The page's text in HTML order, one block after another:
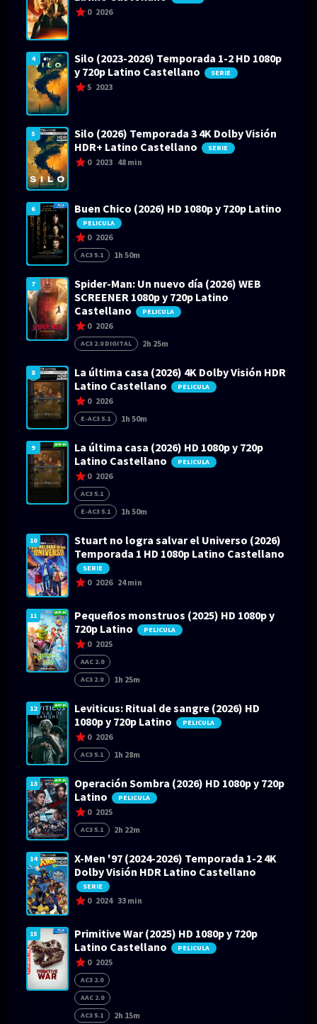
0 2026
4
Silo (2023-2026) Temporada 1-2 HD 1080p
y 720p Latino Castellano
SERIE
5 2023
5
Silo (2026) Temporada 3 4K Dolby Visión
HDR+ Latino Castellano
SERIE
0 2023 48 min
6 Buen Chico (2026) HD 1080p y 720p Latino
PELICULA
0 2026
AC3 5.1 1h 50m
7
Spider-Man: Un nuevo día (2026) WEB
SCREENER 1080p y 720p Latino
Castellano
PELICULA
0 2026
AC3 2.0 DIGITAL 2h 25m
8
La última casa (2026) 4K Dolby Visión HDR
Latino Castellano
PELICULA
0 2026
E-AC3 5.1 1h 50m
9
La última casa (2026) HD 1080p y 720p
Latino Castellano
PELICULA
0 2026
AC3 5.1
E-AC3 5.1
1h 50m
10
Stuart no logra salvar el Universo (2026)
Temporada 1 HD 1080p Latino Castellano
SERIE
0 2026 24 min
11
Pequeños monstruos (2025) HD 1080p y
720p Latino
PELICULA
0 2025
AAC 2.0
AC3 2.0
1h 25m
12
Leviticus: Ritual de sangre (2026) HD
1080p y 720p Latino
PELICULA
0 2026
AC3 5.1 1h 28m
13
Operación Sombra (2026) HD 1080p y 720p
Latino
PELICULA
0 2025
AC3 5.1 2h 22m
14
X-Men '97 (2024-2026) Temporada 1-2 4K
Dolby Visión HDR Latino Castellano
SERIE
0 2024 33 min
15
Primitive War (2025) HD 1080p y 720p
Latino Castellano
PELICULA
0 2025
AC3 2.0
AAC 2.0
AC3 5.1
2h 15m